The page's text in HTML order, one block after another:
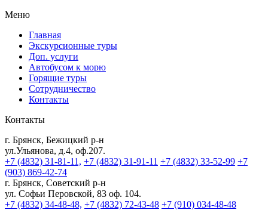
Меню
Главная
Экскурсионные туры
Доп. услуги
Автобусом к морю
Горящие туры
Сотрудничество
Контакты
Контакты
г. Брянск, Бежицкий р-н
ул.Ульянова, д.4, оф.207.
+7 (4832) 31-81-11, +7 (4832) 31-91-11 +7 (4832) 33-52-99 +7
(903) 869-42-74
г. Брянск, Советский р-н
ул. Софьи Перовской, 83 оф. 104.
+7 (4832) 34-48-48, +7 (4832) 72-43-48 +7 (910) 034-48-48